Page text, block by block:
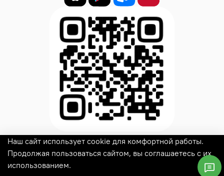
© 2025 Все права защищены
Наш сайт использует cookie для комфортной работы.
Продолжая пользоваться сайтом, вы соглашаетесь с их
использованием.